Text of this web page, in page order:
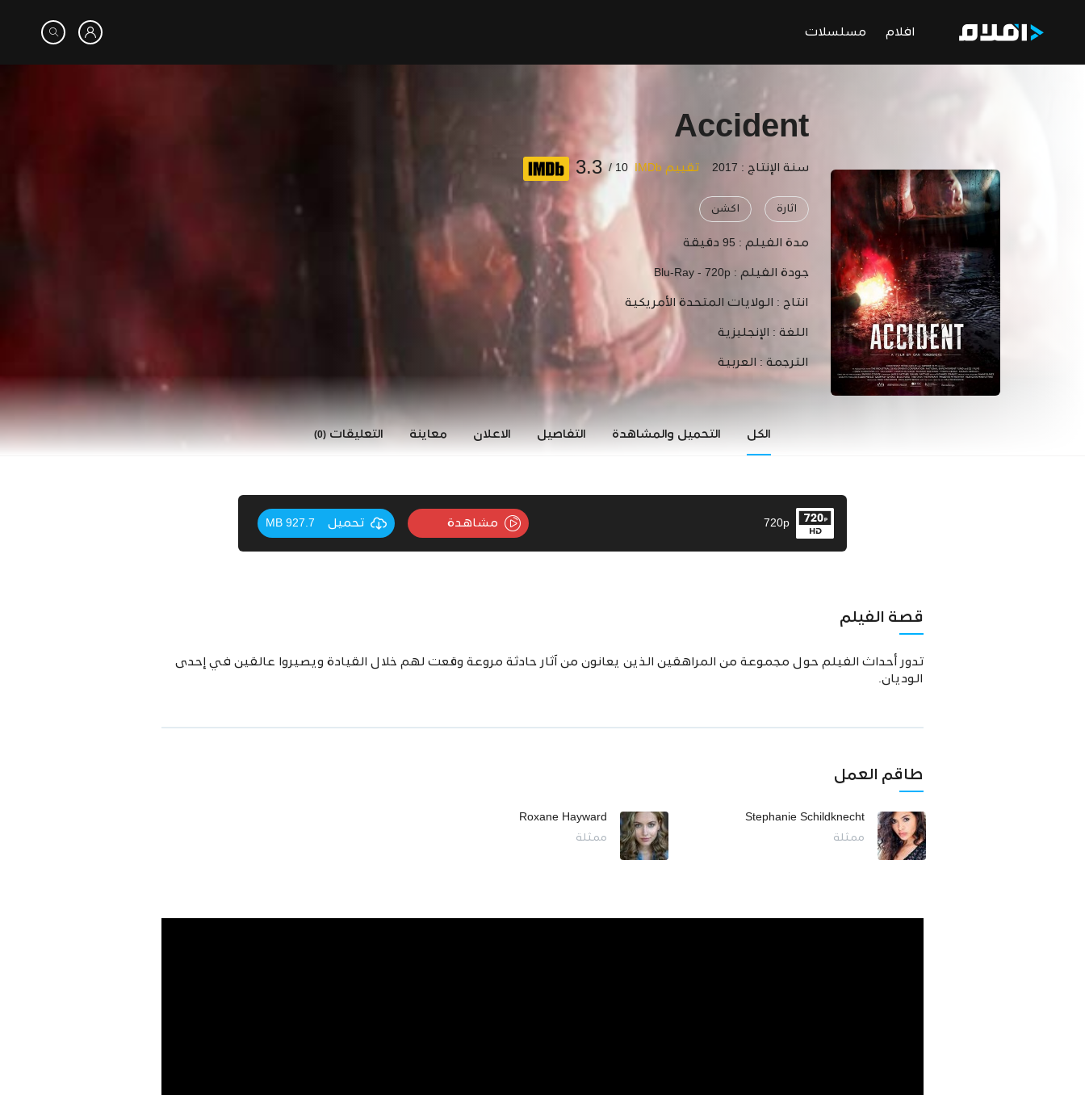
افلام مسلسلات
Accident
سنة الإنتاج : 2017 تقييم IMDb 10 /
3.3
اثارة اكشن
مدة الفيلم : 95 دقيقة
جودة الفيلم :Blu-Ray - 720p
انتاج : الولايات المتحدة الأمريكية
اللغة : الإنجليزية
الترجمة : العربية
الكل التحميل والمشاهدة التفاصيل الاعلان معاينة التعليقات (0)
720p مشاهدة تحميل 927.7 MB
قصة الفيلم
تدور أحداث الفيلم حول مجموعة من المراهقين الذين يعانون من آثار حادثة مروعة وقعت لهم خلال القيادة ويصيروا عالقين في إحدى
الوديان.
طاقم العمل
Stephanie Schildknecht
ممثلة
Roxane Hayward
ممثلة